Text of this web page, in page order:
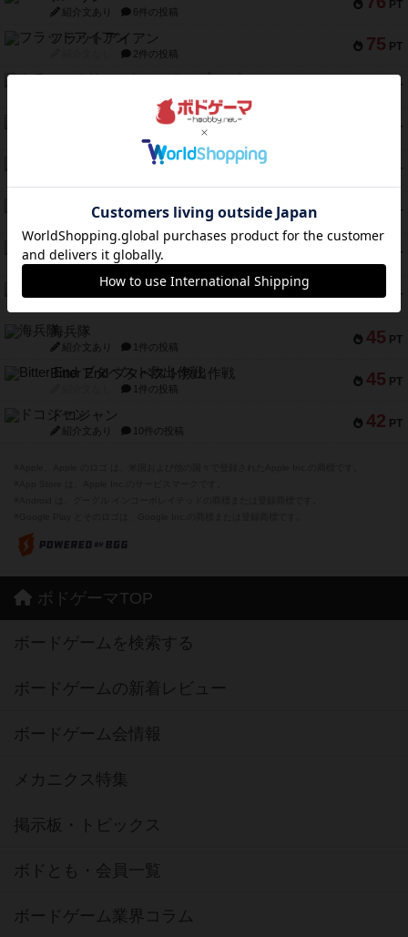
PT
紹介文あり 6件の投稿
75 PT
フラットアイアン
2件の投稿
PT
PT
アンブッシュ！：ムーブアウト！
1件の投稿
PT
キャプテン・フリップ：イスラ・ボンバ
PT
ガルフストライク
紹介文あり 1件の投稿
PT
エコーズ・オブ・タイム
紹介文なし 8件の投稿
45 PT
スカルキング
45 PT
海兵隊
紹介文あり 1件の投稿
45 PT
Bitter End ブタペスト救出作戦
1件の投稿
42 PT
ドコジャン
紹介文あり 10件の投稿
ボドゲーマTOP
ボードゲームを検索する
ボードゲームの新着レビュー
ボードゲーム会情報
メカニクス特集
掲示板・トピックス
ボドとも・会員一覧
ボードゲーム業界コラム